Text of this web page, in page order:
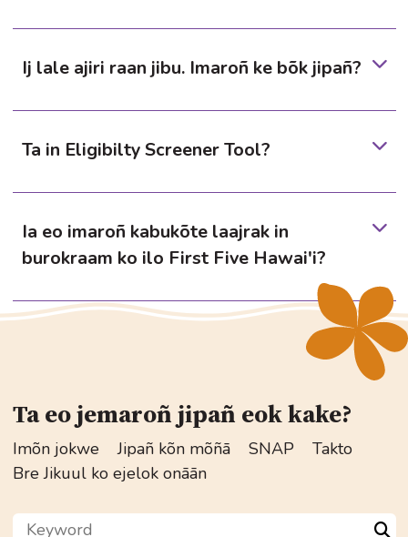
Ij lale ajiri raan jibu. Imaroñ ke bõk jipañ?
Ta in Eligibilty Screener Tool?
Ia eo imaroñ kabukõte laajrak in
burokraam ko ilo First Five Hawai'i?
Ta eo jemaroñ jipañ eok kake?
Imõn jokwe Jipañ kõn mõñā SNAP
Takto
Bre Jikuul ko ejelok onāān
Keyword